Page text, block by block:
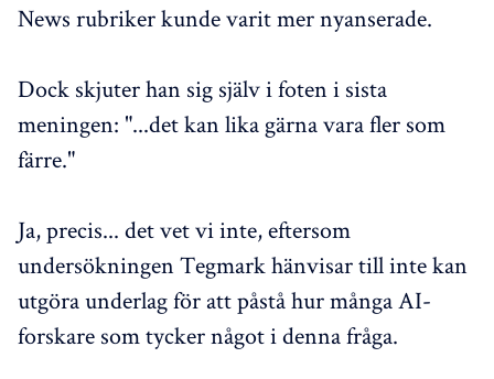
News rubriker kunde varit mer nyanserade.
Dock skjuter han sig själv i foten i sista
meningen: "...det kan lika gärna vara fler som
färre."
Ja, precis... det vet vi inte, eftersom
undersökningen Tegmark hänvisar till inte kan
utgöra underlag för att påstå hur många AI-
forskare som tycker något i denna fråga.